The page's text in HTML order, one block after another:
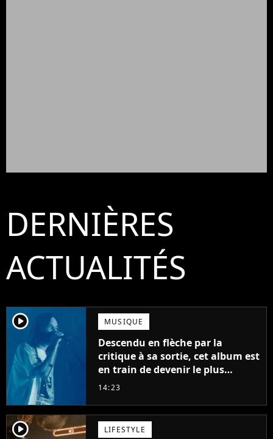
DERNIÈRES
ACTUALITÉS
player2 MUSIQUE
Descendu en flèche par la
critique à sa sortie, cet album est
en train de devenir le plus
populaire de son auteur
14:23
player2 LIFESTYLE